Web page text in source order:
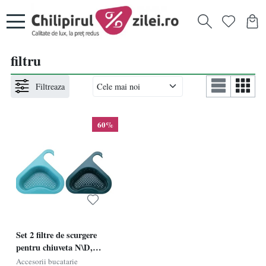
filtru
Filtreaza
60%
Set 2 filtre de scurgere
pentru chiuveta N\D,
plastic, albastru/verde
Accesorii bucatarie